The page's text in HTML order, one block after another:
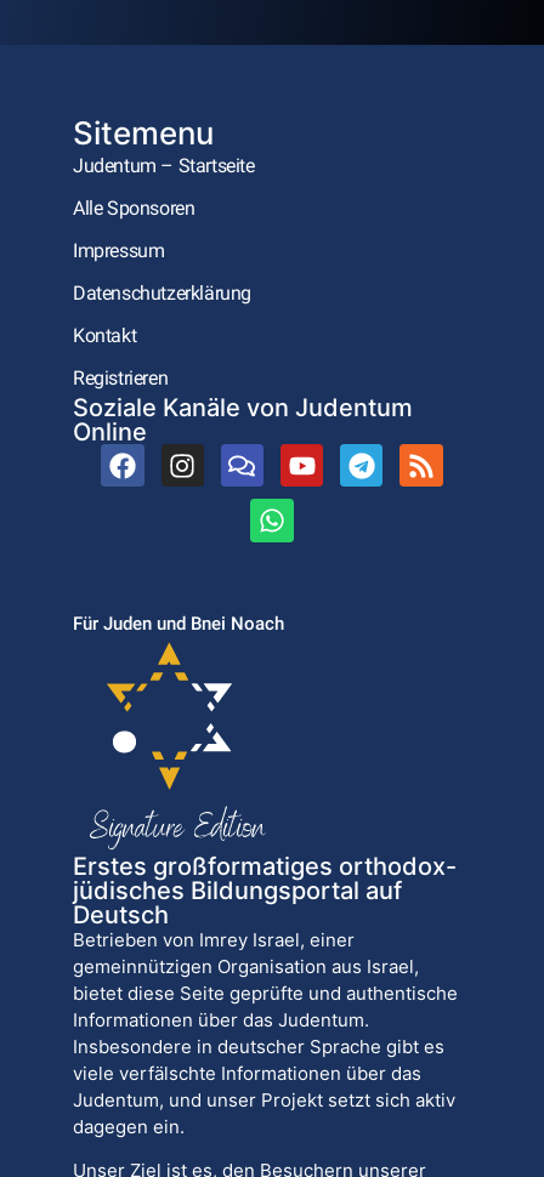
Sitemenu
Judentum – Startseite
Alle Sponsoren
Impressum
Datenschutzerklärung
Kontakt
Registrieren
Soziale Kanäle von Judentum
Online
Für Juden und Bnei Noach
Erstes großformatiges orthodox-
jüdisches Bildungsportal auf
Deutsch
Betrieben von Imrey Israel, einer
gemeinnützigen Organisation aus Israel,
bietet diese Seite geprüfte und authentische
Informationen über das Judentum.
Insbesondere in deutscher Sprache gibt es
viele verfälschte Informationen über das
Judentum, und unser Projekt setzt sich aktiv
dagegen ein.
Unser Ziel ist es, den Besuchern unserer